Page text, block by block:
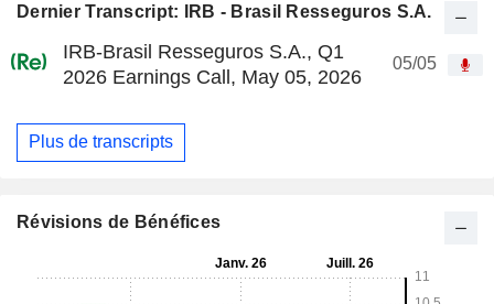
Dernier Transcript: IRB - Brasil Resseguros S.A.
IRB-Brasil Resseguros S.A., Q1
2026 Earnings Call, May 05, 2026
05/05
Plus de transcripts
Révisions de Bénéfices